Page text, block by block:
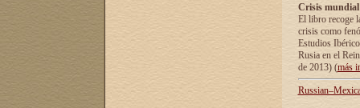
Crisis
El libro recoge
crisis como
Estudios
Rusia en el
de 2013) (más